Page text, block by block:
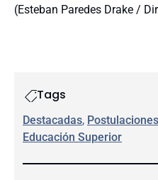
(Esteban Paredes Drake /
Tags
Destacadas, Postulaciones
Educación Superior